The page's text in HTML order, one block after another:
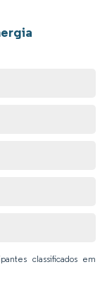
classificados em